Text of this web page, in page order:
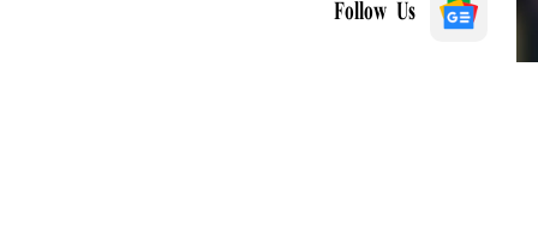
Follow Us